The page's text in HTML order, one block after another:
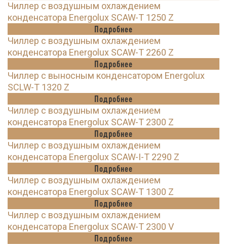
Чиллер с воздушным охлаждением
конденсатора Energolux SCAW-T 1250 Z
Подробнее
Чиллер с воздушным охлаждением
конденсатора Energolux SCAW-T 2260 Z
Подробнее
Чиллер с выносным конденсатором Energolux
SCLW-T 1320 Z
Подробнее
Чиллер с воздушным охлаждением
конденсатора Energolux SCAW-T 2300 Z
Подробнее
Чиллер с воздушным охлаждением
конденсатора Energolux SCAW-I-T 2290 Z
Подробнее
Чиллер с воздушным охлаждением
конденсатора Energolux SCAW-T 1300 Z
Подробнее
Чиллер с воздушным охлаждением
конденсатора Energolux SCAW-T 2300 V
Подробнее